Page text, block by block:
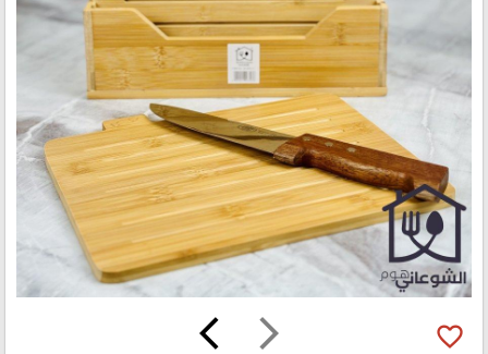
arrow_forward_ios
arrow_back_ios favorite_border